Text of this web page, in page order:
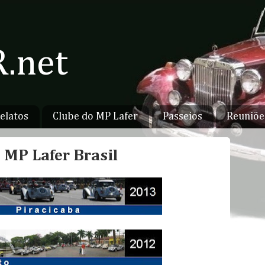
Clube do MP Lafer Passeios
MP Lafer Brasil